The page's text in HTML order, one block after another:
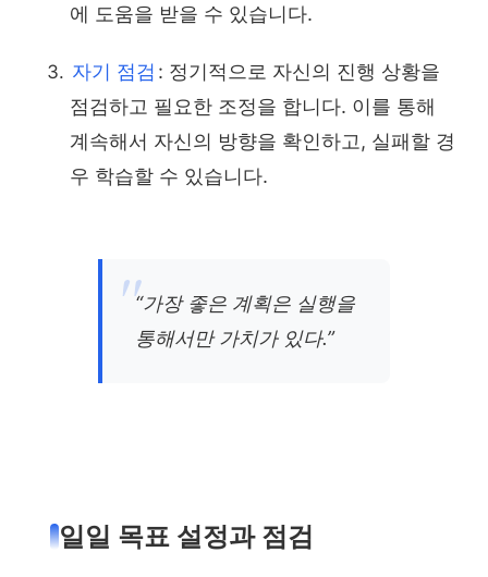
에 도움을 받을 수 있습니다.
자기 점검 : 정기적으로 자신의 진행 상황을
점검하고 필요한 조정을 합니다. 이를 통해
계속해서 자신의 방향을 확인하고, 실패할 경
우 학습할 수 있습니다.
“가장 좋은 계획은 실행을
통해서만 가치가 있다.”
일일 목표 설정과 점검